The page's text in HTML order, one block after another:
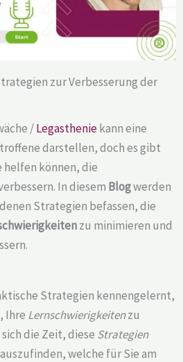
zur Verbesserung der
/Legastheniekann eine
darstellen, doch es gibt
können, die
In diesem Blogwerden
Strategien befassen, die
zu minimieren und
Strategien kennengelernt,
Ihre Lernschwierigkeitenzu
die Zeit, diese Strategien
welche für Sie am